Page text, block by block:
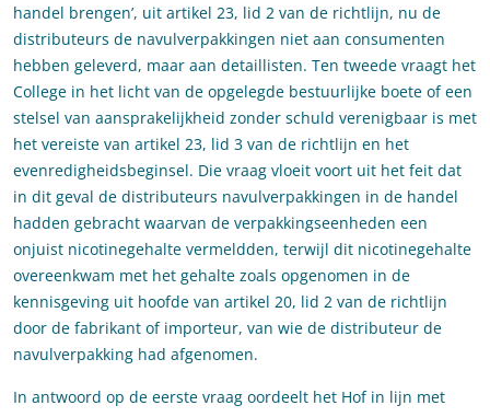
handel brengen’, uit artikel 23, lid 2 van de richtlijn, nu de
distributeurs de navulverpakkingen niet aan consumenten
hebben geleverd, maar aan detaillisten. Ten tweede vraagt het
College in het licht van de opgelegde bestuurlijke boete of een
stelsel van aansprakelijkheid zonder schuld verenigbaar is met
het vereiste van artikel 23, lid 3 van de richtlijn en het
evenredigheidsbeginsel. Die vraag vloeit voort uit het feit dat
in dit geval de distributeurs navulverpakkingen in de handel
hadden gebracht waarvan de verpakkingseenheden een
onjuist nicotinegehalte vermeldden, terwijl dit nicotinegehalte
overeenkwam met het gehalte zoals opgenomen in de
kennisgeving uit hoofde van artikel 20, lid 2 van de richtlijn
door de fabrikant of importeur, van wie de distributeur de
navulverpakking had afgenomen.
In antwoord op de eerste vraag oordeelt het Hof in lijn met